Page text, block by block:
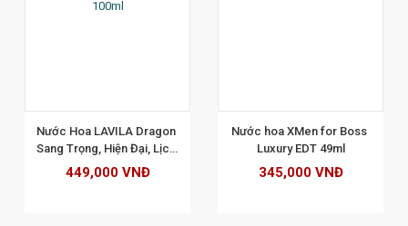
Nước Hoa LAVILA Dragon
Sang Trọng, Hiện Đại, Lịch
Lãm 100ml
449,000 VNĐ
Nước hoa XMen for Boss
Luxury EDT 49ml
345,000 VNĐ